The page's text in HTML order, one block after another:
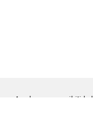
Ayuda para accesibilidad